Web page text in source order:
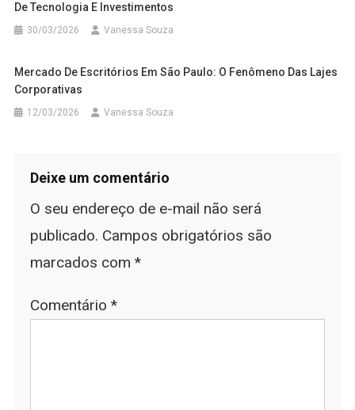
De Tecnologia E Investimentos
30/03/2026 Vanessa Souza
Mercado De Escritórios Em São Paulo: O Fenômeno Das Lajes
Corporativas
12/03/2026 Vanessa Souza
Deixe um comentário
O seu endereço de e-mail não será
publicado. Campos obrigatórios são
marcados com *
Comentário *